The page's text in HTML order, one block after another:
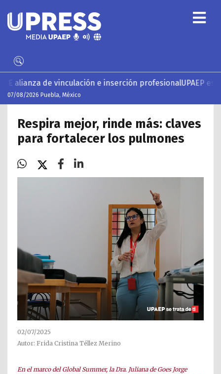
e inserción profesionalUPAEP estrena ‘Volar’,
07/08/2026 Puebla, México
Respira mejor, rinde más: claves
para fortalecer los pulmones
02/07/2025
Autor: Frida Cristina Téllez Merino
En el marco del Global Summer, la Dra. Juliana de Goes Jorge